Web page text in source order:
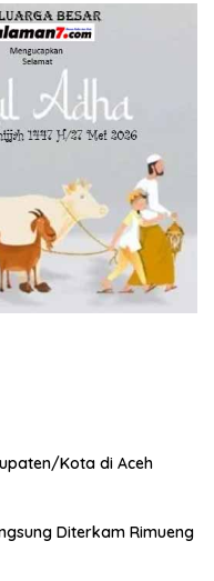
Kota di Aceh
Diterkam Rimueng